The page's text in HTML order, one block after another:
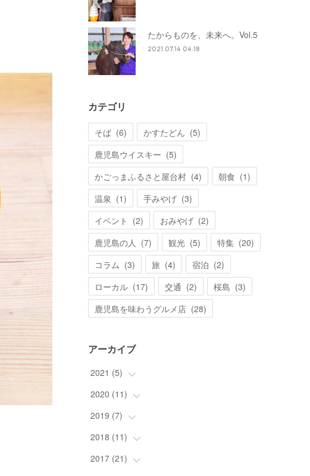
たからものを、未来へ。Vol.5
2021.07.14 04:18
カテゴリ
そば (6) かすたどん (5)
鹿児島ウイスキー (5)
かごっまふるさと屋台村 (4) 朝食 (1)
温泉 (1) 手みやげ (3)
イベント (2) おみやげ (2)
鹿児島の人 (7) 観光 (5) 特集 (20)
コラム (3) 旅 (4) 宿泊 (2)
ローカル (17) 交通 (2) 桜島 (3)
鹿児島を味わうグルメ店 (28)
アーカイブ
2021 (5)
( 5)
2020 (11)
(11)
2019 (7)
( 6)
(1)
2018 (11)
(11
2017 (21)